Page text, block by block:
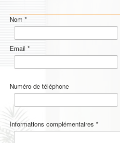
Nom *
Email *
Numéro de téléphone
Informations complémentaires *